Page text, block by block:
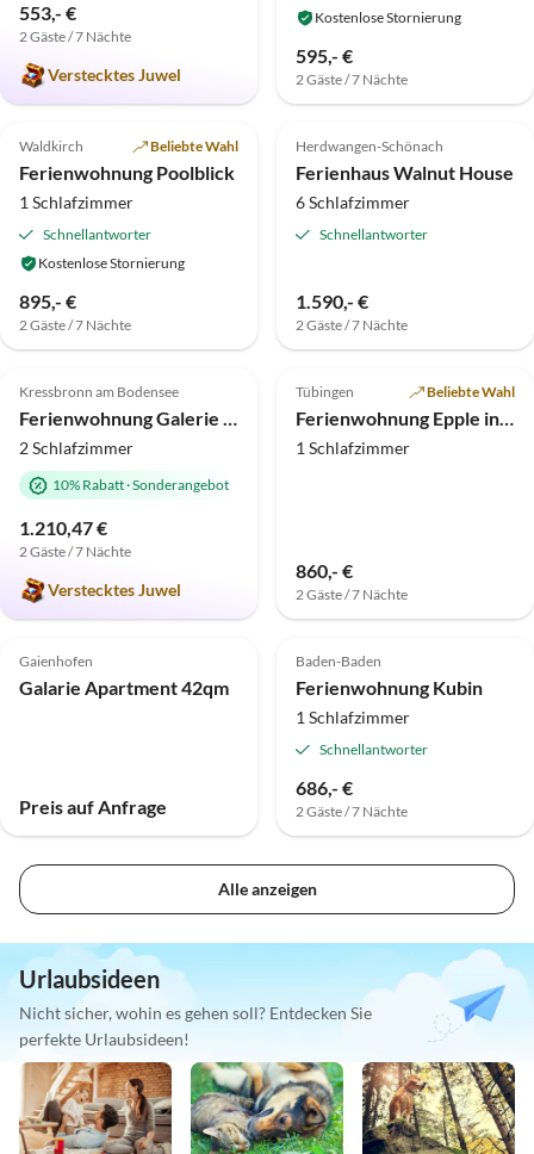
553,- €
2 Gäste / 7 Nächte
Verstecktes Juwel
Kostenlose Stornierung
595,- €
2 Gäste / 7 Nächte
Tour
Top-Inserat
5.0 (23)
Waldkirch Beliebte Wahl
Ferienwohnung Poolblick
1 Schlafzimmer
Schnellantworter
Kostenlose Stornierung
895,- €
2 Gäste / 7 Nächte
Top-Inserat
4.9 (9)
Herdwangen-Schönach
Ferienhaus Walnut House
6 Schlafzimmer
Schnellantworter
1.590,- €
2 Gäste / 7 Nächte
Top-Inserat
4.9 (9)
Kressbronn am Bodensee
Ferienwohnung Galerie Rosenstraße
2 Schlafzimmer
10% Rabatt·Sonderangebot
1.210,47 €
2 Gäste / 7 Nächte
Verstecktes Juwel
Top-Inserat
4.9 (4)
Tübingen Beliebte Wahl
Ferienwohnung Epple in Tübingen am Neckar
1 Schlafzimmer
860,- €
2 Gäste / 7 Nächte
Top-Inserat
Gaienhofen
Galarie Apartment 42qm
Preis auf Anfrage
Top-Inserat
Baden-Baden
Ferienwohnung Kubin
1 Schlafzimmer
Schnellantworter
686,- €
2 Gäste / 7 Nächte
Alle anzeigen
Urlaubsideen
Nicht sicher, wohin es gehen soll? Entdecken Sie
perfekte Urlaubsideen!